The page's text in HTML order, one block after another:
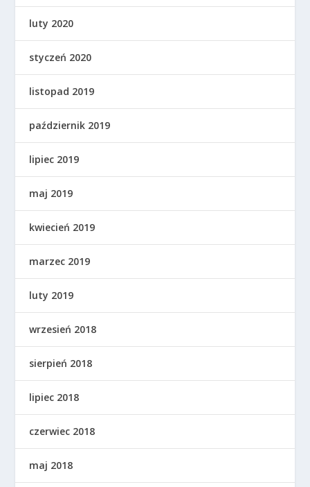
luty 2020
styczeń 2020
listopad 2019
październik 2019
lipiec 2019
maj 2019
kwiecień 2019
marzec 2019
luty 2019
wrzesień 2018
sierpień 2018
lipiec 2018
czerwiec 2018
maj 2018